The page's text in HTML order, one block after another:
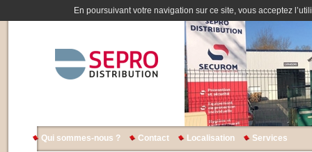
En poursuivant votre navigation sur ce site, vous acceptez
Qui sommes-nous ? Contact Localisation Services